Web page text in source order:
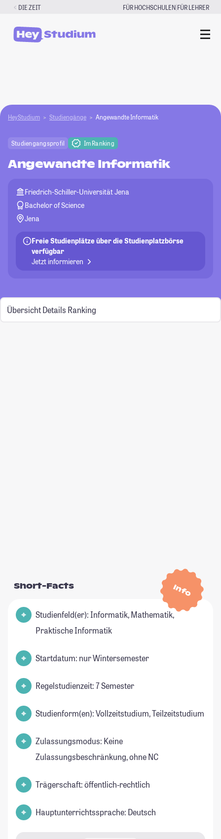
Zum
springen
DIE ZEIT FÜR HOCHSCHULEN|FÜR LEHRER
HeyStudium Studiengänge Angewandte Informatik
Studiengangsprofil Im Ranking
Angewandte Informatik
Friedrich-Schiller-Universität Jena
Bachelor of Science
Jena
Freie Studienplätze über die Studienplatzbörse
verfügbar
Jetzt informieren
Übersicht Details Ranking
Info
Short-Facts
Studienfeld(er): Informatik, Mathematik,
Praktische Informatik
Startdatum: nur Wintersemester
Regelstudienzeit: 7 Semester
Studienform(en): Vollzeitstudium, Teilzeitstudium
Zulassungsmodus: Keine
Zulassungsbeschränkung, ohne NC
Trägerschaft: öffentlich-rechtlich
Hauptunterrichtssprache: Deutsch